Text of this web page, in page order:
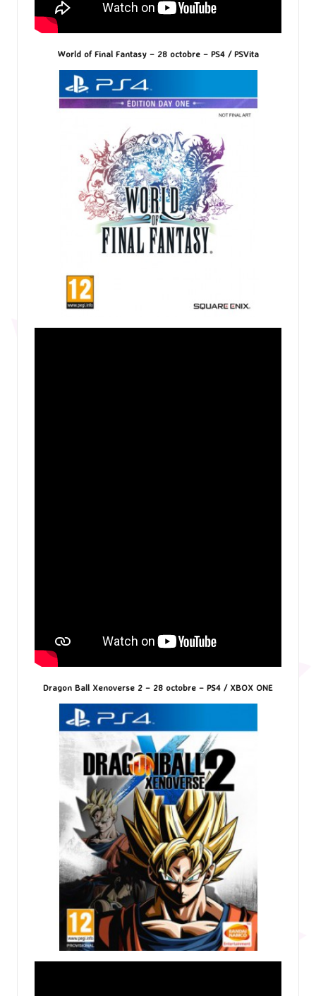
World of Final Fantasy – 28 octobre – PS4 / PSVita
Dragon Ball Xenoverse 2 – 28 octobre – PS4 / XBOX ONE